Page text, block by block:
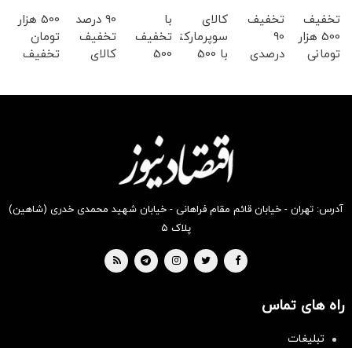
تخفیف
500 هزار
تومانی
تخفیف
90
درصدی
کالای
سوپرمارکتی
با 500
کالا
با
تخفیف
500
کالا
موجود
است
90 درصد
تخفیف
کالای
500 هزار
تومان
تخفیف
آدرس: تهران - خیابان قائم مقام فراهانی - خیابان شهید محمدی خدری (شاهین)
پلاک ۵
راه های تماس
تبلیغات